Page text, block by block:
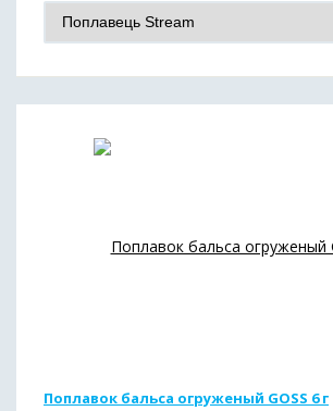
Поплавок бальса огруженый GOSS 6 г